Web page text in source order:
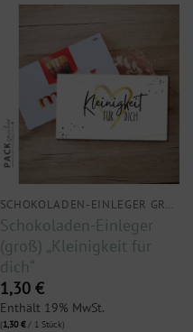
SCHOKOLADEN-EINLEGER GROSS
Schokoladen-Einleger
(groß) „Kleinigkeit für
dich“
1,30 €
Enthält 19% MwSt.
(1,30€/ 1 Stück)